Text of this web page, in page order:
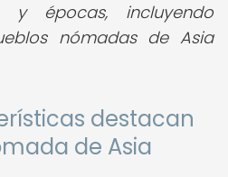
y épocas, incluyendo
nómadas de Asia
destacan
de Asia